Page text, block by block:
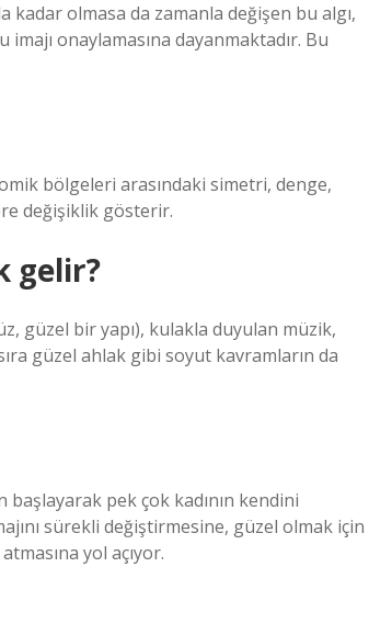
kadar olmasa da zamanla değişen bu algı,
onaylamasına dayanmaktadır. Bu
bölgeleri arasındaki simetri, denge,
değişiklik gösterir.
gelir?
güzel bir yapı), kulakla duyulan müzik,
güzel ahlak gibi soyut kavramların da
başlayarak pek çok kadının kendini
sürekli değiştirmesine, güzel olmak için
yol açıyor.